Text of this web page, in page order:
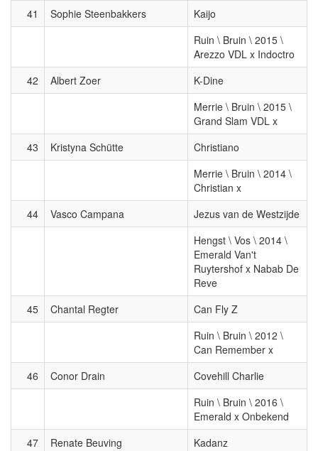
41
Sophie Steenbakkers
Kaijo
Ruin \ Bruin \ 2015 \
Arezzo VDL x Indoctro
42
Albert Zoer
K-Dine
Merrie \ Bruin \ 2015 \
Grand Slam VDL x
43
Kristyna Schütte
Christiano
Merrie \ Bruin \ 2014 \
Christian x
44
Vasco Campana
Jezus van de Westzijde
Hengst \ Vos \ 2014 \
Emerald Van't
Ruytershof x Nabab De
Reve
45
Chantal Regter
Can Fly Z
Ruin \ Bruin \ 2012 \
Can Remember x
46
Conor Drain
Covehill Charlie
Ruin \ Bruin \ 2016 \
Emerald x Onbekend
47
Renate Beuving
Kadanz